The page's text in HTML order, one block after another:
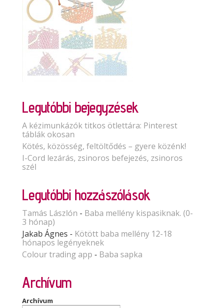
Legutóbbi bejegyzések
A kézimunkázók titkos ötlettára: Pinterest
táblák okosan
Kötés, közösség, feltöltődés – gyere közénk!
I-Cord lezárás, zsinoros befejezés, zsinoros
szél
Legutóbbi hozzászólások
Tamás Lászlón - Baba mellény kispasiknak. (0-
3 hónap)
Jakab Ágnes - Kötött baba mellény 12-18
hónapos legényeknek
Colour trading app - Baba sapka
Archívum
Archívum